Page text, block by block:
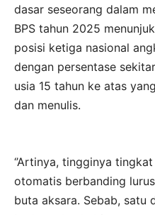
dasar seseorang dalam
BPS tahun 2025
posisi ketiga nasional
dengan persentase
usia 15 tahun ke atas
dan menulis.
‘’Artinya, tingginya
otomatis berbanding
buta aksara. Sebab, satu